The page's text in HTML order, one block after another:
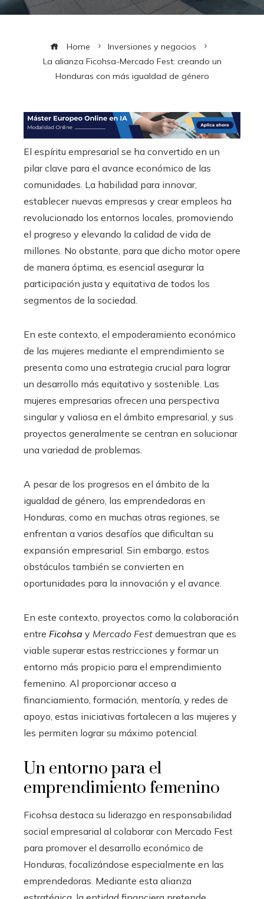
Home
Inversiones y negocios
La alianza Ficohsa-Mercado Fest: creando un
Honduras con más igualdad de género
El espíritu empresarial se ha convertido en un
pilar clave para el avance económico de las
comunidades. La habilidad para innovar,
establecer nuevas empresas y crear empleos ha
revolucionado los entornos locales, promoviendo
el progreso y elevando la calidad de vida de
millones. No obstante, para que dicho motor opere
de manera óptima, es esencial asegurar la
participación justa y equitativa de todos los
segmentos de la sociedad.
En este contexto, el empoderamiento económico
de las mujeres mediante el emprendimiento se
presenta como una estrategia crucial para lograr
un desarrollo más equitativo y sostenible. Las
mujeres empresarias ofrecen una perspectiva
singular y valiosa en el ámbito empresarial, y sus
proyectos generalmente se centran en solucionar
una variedad de problemas.
A pesar de los progresos en el ámbito de la
igualdad de género, las emprendedoras en
Honduras, como en muchas otras regiones, se
enfrentan a varios desafíos que dificultan su
expansión empresarial. Sin embargo, estos
obstáculos también se convierten en
oportunidades para la innovación y el avance.
En este contexto, proyectos como la colaboración
entre Ficohsa y Mercado Fest demuestran que es
viable superar estas restricciones y formar un
entorno más propicio para el emprendimiento
femenino. Al proporcionar acceso a
financiamiento, formación, mentoría, y redes de
apoyo, estas iniciativas fortalecen a las mujeres y
les permiten lograr su máximo potencial.
Un entorno para el
emprendimiento femenino
Ficohsa destaca su liderazgo en responsabilidad
social empresarial al colaborar con Mercado Fest
para promover el desarrollo económico de
Honduras, focalizándose especialmente en las
emprendedoras. Mediante esta alianza